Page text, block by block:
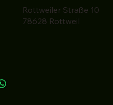
Rottweiler Straße 10
78628 Rottweil